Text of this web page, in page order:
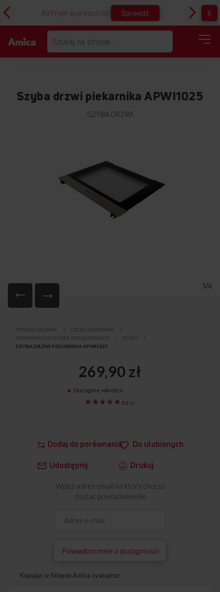
AirFryer w prezencie! Sprawdź X
Szyba drzwi piekarnika APWI1025
SZYBA DRZWI
1/4
początek
galerii
STRONA GŁÓWNA
CZĘŚCI ZAMIENNE
PIEKARNIKI I KUCHNIE WOLNOSTOJĄCE
SZYBY
SZYBA DRZWI PIEKARNIKA APWI1025
Dodaj do porównania Do ulubionych
Udostępnij Drukuj
5.0 (1)
269,90 zł
Dostępne wkrótce
Wpisz adres email na który chcesz
dostać powiadomienie
Powiadom mnie o dostępności
Kupując w Sklepie Amica zyskujesz: